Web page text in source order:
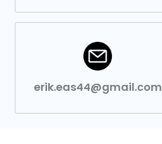
erik.eas44@gmail.com